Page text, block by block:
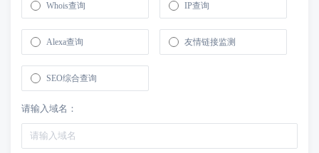
Whois查询 IP查询
Alexa查询 友情链接监测
SEO综合查询
请输入域名：